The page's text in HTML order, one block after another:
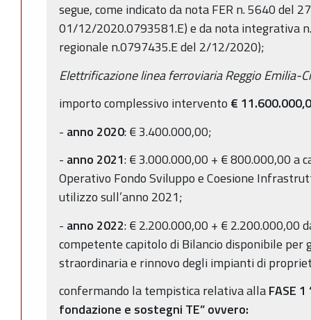
segue, come indicato da nota FER n. 5640 del
01/12/2020.0793581.E) e da nota integrativa
regionale n.0797435.E del 2/12/2020);
Elettrificazione linea ferroviaria Reggio Emilia-
importo complessivo intervento €
- anno 2020: € 3.400.000,00;
- anno 2021: € 3.000.000,00 + € 800.000,00 a
Operativo Fondo Sviluppo e Coesione
utilizzo sull’anno 2021;
- anno 2022: € 2.200.000,00 + € 2.200.000,00
competente capitolo di Bilancio disponibile
straordinaria e rinnovo degli impianti di
confermando la tempistica relativa allaFASE 1
fondazione e sostegni TE” ovvero: